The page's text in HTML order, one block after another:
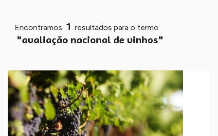
Encontramos 1 resultados para o termo
"avaliação nacional de vinhos"